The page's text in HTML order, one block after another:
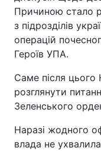
Причиною стало
з підрозділів
операцій
Героїв УПА.
Саме після
розглянути
Зеленського
Наразі жодного
влада не